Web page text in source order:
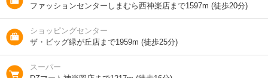
総戸数 4戸
向き
ファッションセンターしまむら西神楽店まで1597m (徒歩20分)
ショッピングセンター
ザ・ビッグ緑が丘店まで1959m (徒歩25分)
スーパー